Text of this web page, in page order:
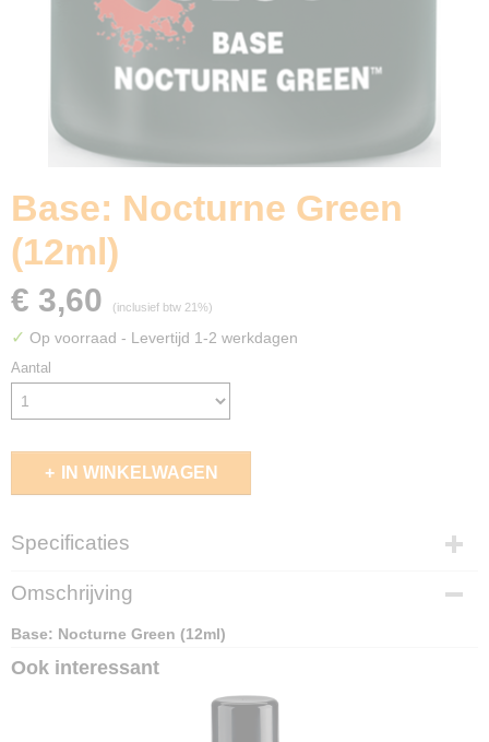
Base: Nocturne Green
(12ml)
€ 3,60 (inclusief btw 21%)
✓ Op voorraad - Levertijd 1-2 werkdagen
Aantal
IN WINKELWAGEN
Specificaties
EAN code
5011921117543
Omschrijving
Base: Nocturne Green (12ml)
Ook interessant